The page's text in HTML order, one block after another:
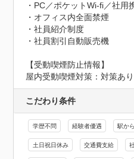
・PC／ポケットWi-fi／社用
・オフィス内全面禁煙
・社員紹介制度
・社員割引自動販売機
【受動喫煙防止情報】
屋内受動喫煙対策：対策あり
こだわり条件
学歴不問 経験者優遇 駅か
土日祝日休み 交通費支給